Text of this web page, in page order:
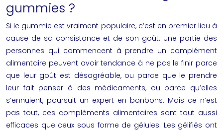
gummies ?
Si le gummie est vraiment populaire, c’est en premier lieu à
cause de sa consistance et de son goût. Une partie des
personnes qui commencent à prendre un complément
alimentaire peuvent avoir tendance à ne pas le finir parce
que leur goût est désagréable, ou parce que le prendre
leur fait penser à des médicaments, ou parce qu’elles
s’ennuient, poursuit un expert en bonbons. Mais ce n’est
pas tout, ces compléments alimentaires sont tout aussi
efficaces que ceux sous forme de gélules. Les gélifiés ont